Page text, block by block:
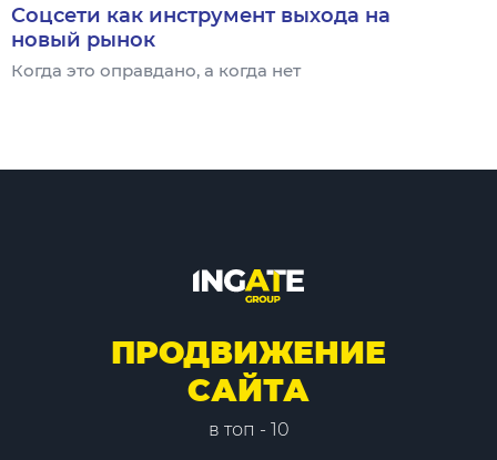
Соцсети как инструмент выхода на
новый рынок
Когда это оправдано, а когда нет
ПРОДВИЖЕНИЕ
САЙТА
в топ - 10